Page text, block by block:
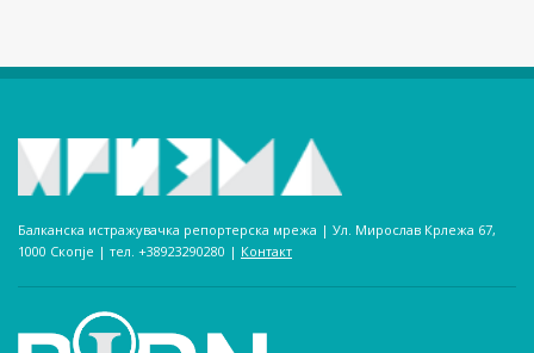
Балканска истражувачка репортерска мрежа | Ул. Мирослав Крлежа 67,
1000 Скопје | тел. +38923290280­ | Контакт